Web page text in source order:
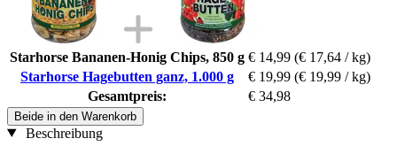
Starhorse Bananen-Honig Chips, 850 g € 14,99 (€ 17,64 / kg)
Starhorse Hagebutten ganz, 1.000 g
€ 19,99 (€ 19,99 / kg)
Gesamtpreis:
€ 34,98
Beide in den Warenkorb
Beschreibung